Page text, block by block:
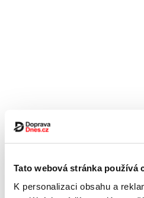
Tato webová stránka používá
K personalizaci obsahu a